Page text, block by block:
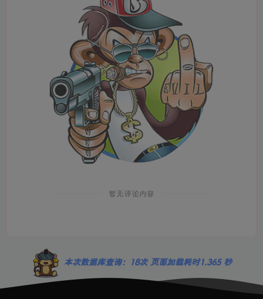
暂无评论内容
本次数据库查询：18次 页面加载耗时1.365 秒